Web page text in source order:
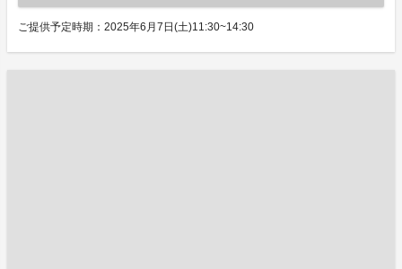
ご提供予定時期：2025年6月7日(土)11:30~14:30